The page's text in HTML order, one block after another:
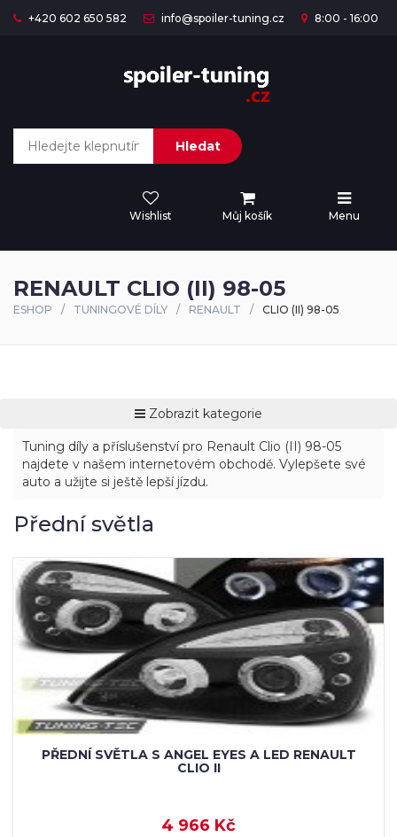
+420 602 650 582 info@spoiler-tuning.cz 8:00 - 16:00
Hledat
Wishlist Můj košík Menu
RENAULT CLIO (II) 98-05
ESHOP TUNINGOVÉ DÍLY RENAULT CLIO (II) 98-05
Zobrazit kategorie
Tuning díly a příslušenství pro Renault Clio (II) 98-05
najdete v našem internetovém obchodě. Vylepšete své
auto a užijte si ještě lepší jízdu.
Přední světla
PŘEDNÍ SVĚTLA S ANGEL EYES A LED RENAULT
CLIO II
4 966 Kč